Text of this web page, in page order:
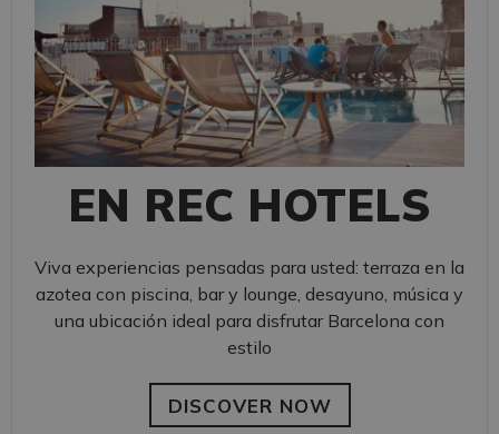
EN REC HOTELS
Viva experiencias pensadas para usted: terraza en la
azotea con piscina, bar y lounge, desayuno, música y
una ubicación ideal para disfrutar Barcelona con
estilo
DISCOVER NOW